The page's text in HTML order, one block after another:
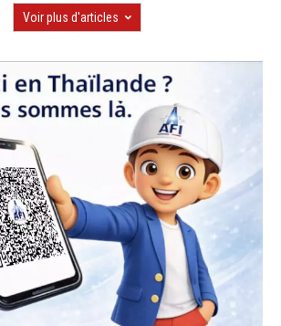
Voir plus d'articles